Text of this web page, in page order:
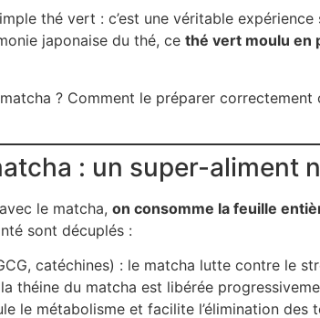
thé vert : c’est une véritable
japonaise du thé, ce thé vert moulu en
? Comment le préparer
: un super-aliment
le matcha, on consomme la feuille
sont décuplés :
catéchines) : le matcha lutte contre le
théine du matcha est libérée
le métabolisme et facilite l’élimination des